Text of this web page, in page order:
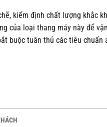
kiểm định chất lượng khắc
của loại thang máy này để vận
buộc tuân thủ các tiêu chuẩn